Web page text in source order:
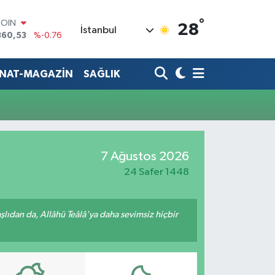
%-0.76
%0.17
ALTIN
%1.44
İstanbul 28°
MAGAZİN SAĞLIK
7 Ağustos 2026
24 Safer 1448
da, Allâhü Teâlâ'ya daha sevimsiz hiçbir